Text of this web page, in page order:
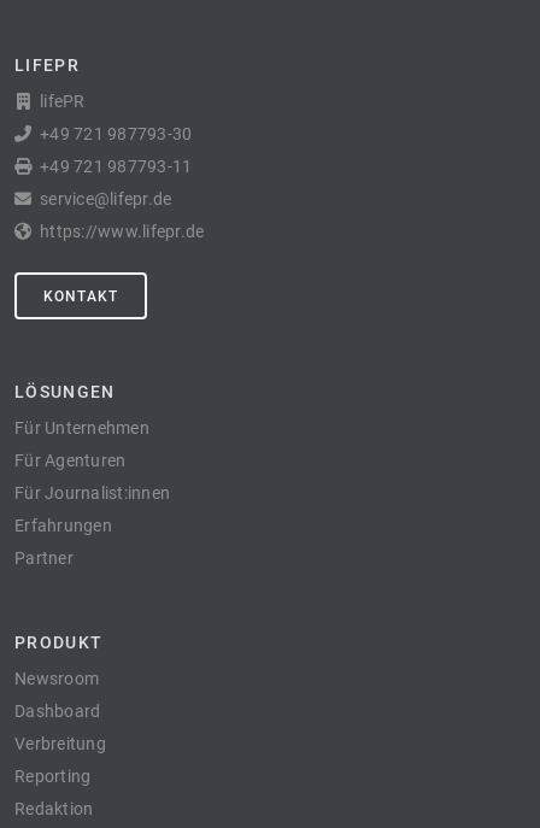
LIFEPR
lifePR
+49 721 987793-30
+49 721 987793-11
service@lifepr.de
https://www.lifepr.de
KONTAKT
LÖSUNGEN
Für Unternehmen
Für Agenturen
Für Journalist:innen
Erfahrungen
Partner
PRODUKT
Newsroom
Dashboard
Verbreitung
Reporting
Redaktion